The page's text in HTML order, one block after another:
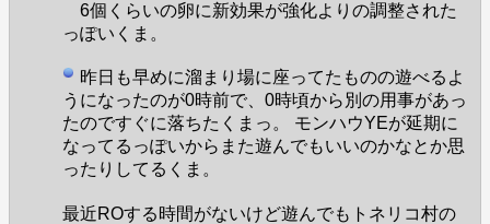
6個くらいの卵に新効果が強化よりの調整された
っぽいくま。
昨日も早めに溜まり場に座ってたものの遊べるよ
うになったのが0時前で、0時頃から別の用事があっ
たのですぐに落ちたくまっ。 モンハウYEが延期に
なってるっぽいからまた遊んでもいいのかなとか思
ったりしてるくま。
最近ROする時間がないけど遊んでもトネリコ村の